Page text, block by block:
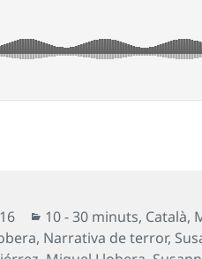
Categories
10 - 30 minuts, Català,
, Narrativa de terror,